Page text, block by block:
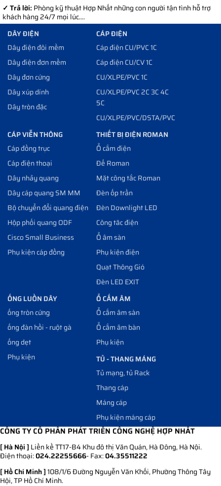
✓ Trả lời: Phòng kỹ thuật Hợp Nhất những con người tận tình hỗ trợ
khách hàng 24/7 mọi lúc....
DÂY ĐIỆN
Dây điện đôi mềm
Dây điện đơn mềm
Dây đơn cứng
Dây xúp dính
Dây tròn đặc
CÁP ĐIỆN
Cáp điện CU/PVC 1C
Cáp điện CU/CV 1C
CU/XLPE/PVC 1C
CU/XLPE/PVC 2C 3C 4C
5C
CU/XLPE/PVC/DSTA/PVC
CÁP VIỄN THÔNG
Cáp đồng trục
Cáp điện thoại
Dây nhảy quang
Dây cáp quang SM MM
Bộ chuyển đổi quang điện
Hộp phối quang ODF
Cisco Small Business
Phụ kiện cáp đồng
THIẾT BỊ ĐIỆN ROMAN
Ổ cắm điện
Đế Roman
Mặt công tắc Roman
Đèn ốp trần
Đèn Downlight LED
Công tăc điện
Ổ âm sàn
Phụ kiện điện
Quạt Thông Gió
Đèn LED EXIT
ỐNG LUỒN DÂY
ống tròn cứng
ống đàn hồi - ruột gà
ống dẹt
Phụ kiện
Ổ CẮM ÂM
Ổ cắm âm sàn
Ổ cắm âm bàn
Phụ kiện
TỦ - THANG MÁNG
Tủ mạng, tủ Rack
Thang cáp
Máng cáp
Phụ kiện máng cáp
CÔNG TY CỔ PHẦN PHÁT TRIỂN CÔNG NGHỆ HỢP NHẤT
[ Hà Nội ] Liền kề TT17-B4 Khu đô thị Văn Quán, Hà Đông, Hà Nội.
Điện thoại:024.22255666- Fax:04.35511222
[ Hồ Chí Minh ]108/1/6 Đường Nguyễn Văn Khối, Phường Thông Tây
Hội, TP Hồ Chí Minh.